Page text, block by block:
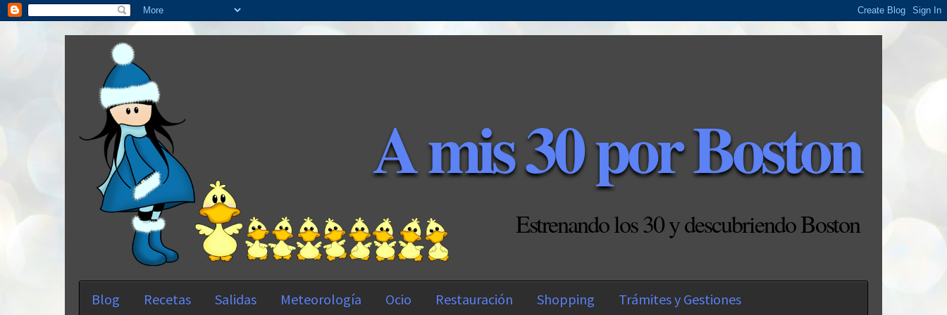
A mis 30 por Boston
Estrenando los 30 y descubriendo Boston
Blog Recetas Salidas Meteorología Ocio Restauración Shopping Trámites y Gestiones